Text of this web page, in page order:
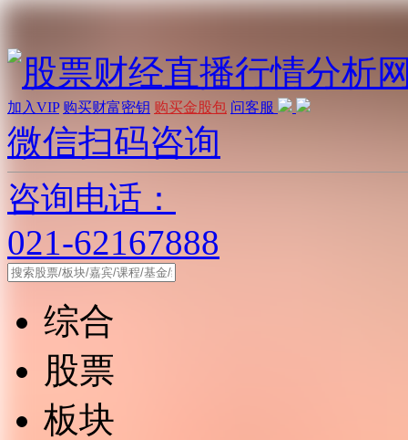
加入VIP 购买财富密钥 购买金股包 问客服
微信扫码咨询
咨询电话：
021-62167888
综合
股票
板块